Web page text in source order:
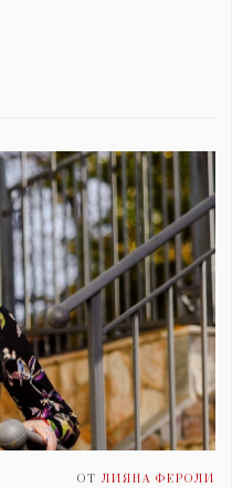
ОТ ЛИЯНА ФЕРОЛИ